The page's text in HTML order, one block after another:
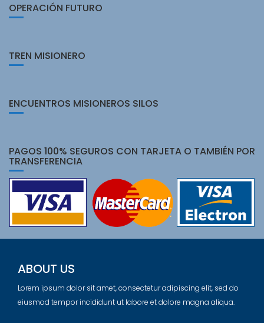
OPERACIÓN FUTURO
TREN MISIONERO
ENCUENTROS MISIONEROS SILOS
PAGOS 100% SEGUROS CON TARJETA O TAMBIÉN POR
TRANSFERENCIA
ABOUT US
Lorem ipsum dolor sit amet, consectetur adipiscing elit, sed do
eiusmod tempor incididunt ut labore et dolore magna aliqua.